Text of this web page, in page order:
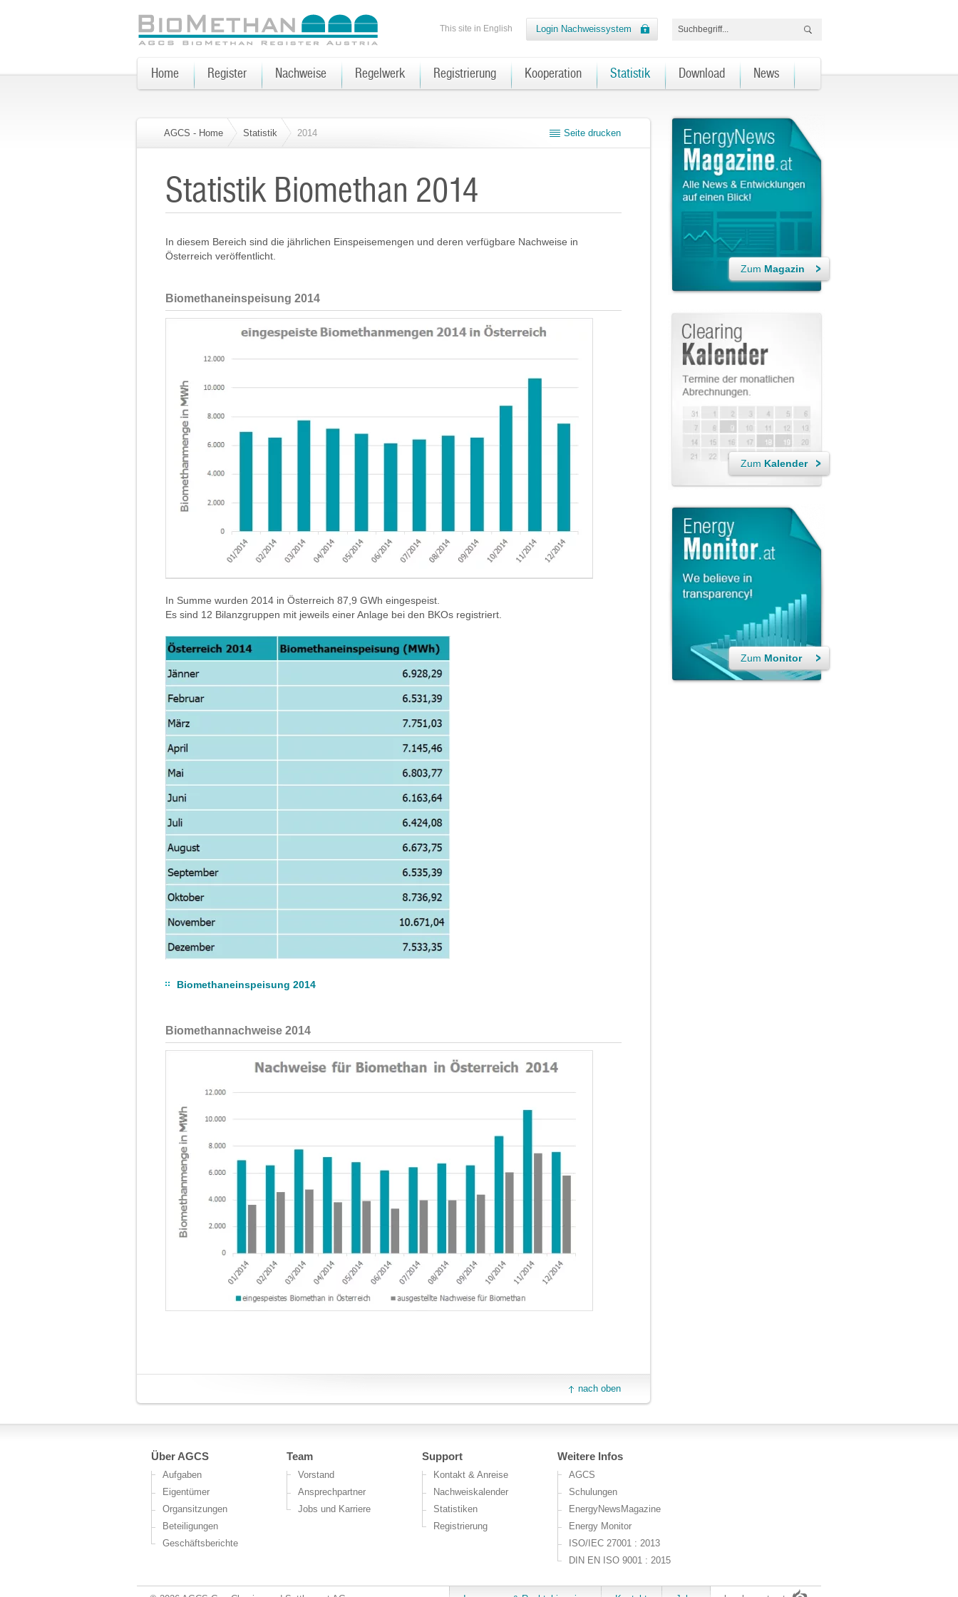
AGCS - Home Statistik 2014 Seite drucken
Statistik Biomethan 2014
In diesem Bereich sind die jährlichen Einspeisemengen und deren verfügbare Nachweise in
Österreich veröffentlicht.
Biomethaneinspeisung 2014
In Summe wurden 2014 in Österreich 87,9 GWh eingespeist.
Es sind 12 Bilanzgruppen mit jeweils einer Anlage bei den BKOs registriert.
Biomethaneinspeisung 2014
Biomethannachweise 2014
nach oben
Zum Magazin
Zum Kalender
Zum Monitor
Login Nachweissystem
This site in English
Home Register Nachweise Regelwerk Registrierung Kooperation Statistik Download News
Über AGCS
Aufgaben
Eigentümer
Organsitzungen
Beteiligungen
Geschäftsberichte
Team
Vorstand
Ansprechpartner
Jobs und Karriere
Support
Kontakt & Anreise
Nachweiskalender
Statistiken
Registrierung
Weitere Infos
AGCS
Schulungen
EnergyNewsMagazine
Energy Monitor
ISO/IEC 27001 : 2013
DIN EN ISO 9001 : 2015